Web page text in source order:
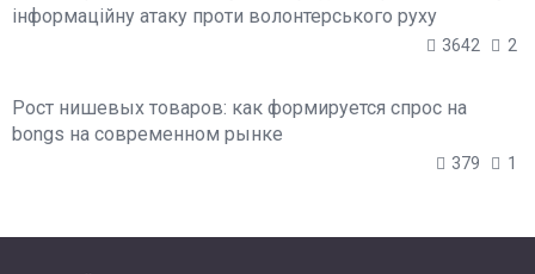
інформаційну атаку проти волонтерського руху
3642 2
Рост нишевых товаров: как формируется спрос на
bongs на современном рынке
379 1